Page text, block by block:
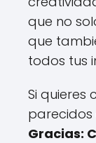
que no
que
todos tus
Si quieres
parecidos
Gracias: